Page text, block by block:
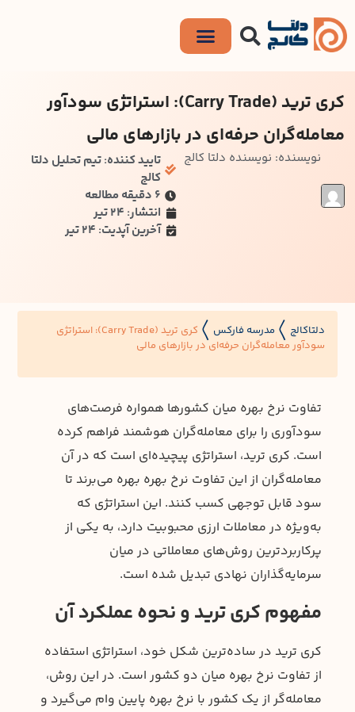
کری ترید (Carry Trade): استراتژی سودآور
معامله‌گران حرفه‌ای در بازارهای مالی
نویسنده: نویسنده دلتا کالج
تایید کننده: تیم تحلیل دلتا
کالج
۶ دقیقه مطالعه
انتشار: 24 تیر
آخرین آپدیت: 24 تیر
دلتاکالج مدرسه فارکس
کری ترید (Carry Trade): استراتژی
سودآور معامله‌گران حرفه‌ای در بازارهای مالی
تفاوت نرخ بهره میان کشورها همواره فرصت‌های
سودآوری را برای معامله‌گران هوشمند فراهم کرده
است. کری ترید، استراتژی پیچیده‌ای است که در آن
معامله‌گران از این تفاوت نرخ بهره بهره می‌برند تا
سود قابل توجهی کسب کنند. این استراتژی که
به‌ویژه در معاملات ارزی محبوبیت دارد، به یکی از
پرکاربردترین روش‌های معاملاتی در میان
سرمایه‌گذاران نهادی تبدیل شده است.
مفهوم کری ترید و نحوه عملکرد آن
کری ترید در ساده‌ترین شکل خود، استراتژی استفاده
از تفاوت نرخ بهره میان دو کشور است. در این روش،
معامله‌گر از یک کشور با نرخ بهره پایین وام می‌گیرد و